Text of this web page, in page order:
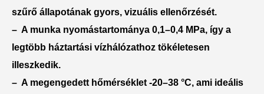
szűrő állapotának gyors, vizuális ellenőrzését.
– A munka nyomástartománya 0,1–0,4 MPa, így a
legtöbb háztartási vízhálózathoz tökéletesen
illeszkedik.
– A megengedett hőmérséklet -20–38 °C, ami ideális